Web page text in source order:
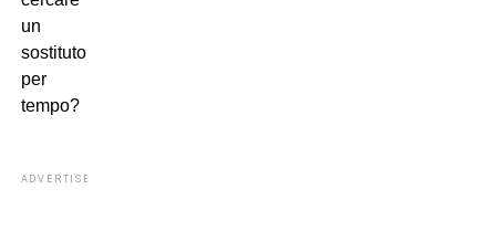
un
sostituto
per
tempo?
ADVERTISEMENT